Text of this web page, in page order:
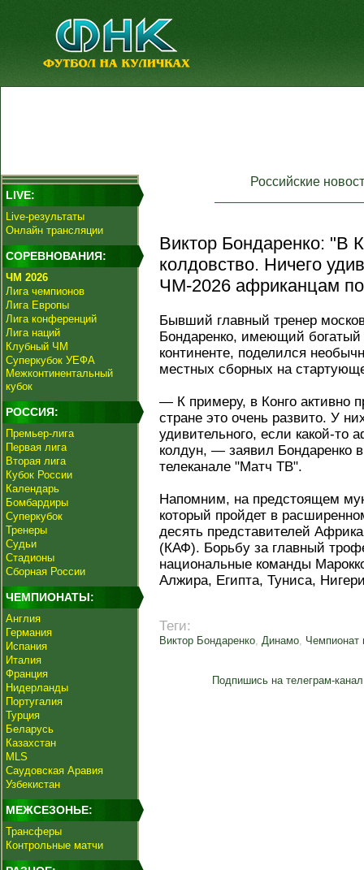
LIVE:
Live-результаты
Онлайн трансляции
СОРЕВНОВАНИЯ:
ЧМ 2026
Лига чемпионов
Лига Европы
Лига конференций
Лига наций
Клубный ЧМ
Суперкубок УЕФА
Межконтинентальный
кубок
РОССИЯ:
Премьер-лига
Первая лига
Вторая лига
Кубок России
Календарь
Бомбардиры
Суперкубок
Тренеры
Судьи
Стадионы
Сборная России
ЧЕМПИОНАТЫ:
Англия
Германия
Испания
Италия
Франция
Нидерланды
Португалия
Турция
Беларусь
Казахстан
MLS
Саудовская Аравия
Узбекистан
МЕЖСЕЗОНЬЕ:
Трансферы
Контрольные матчи
Российские
Виктор Бондаренко: "В
колдовство. Ничего
ЧМ-2026 африканцам
Бывший главный тренер
Бондаренко, имеющий
континенте, поделился
местных сборных на
— К примеру, в Конго активно
стране это очень развито. У
удивительного, если какой‑то
колдун, — заявил Бондаренко
телеканале "Матч ТВ".
Напомним, на предстоящем
который пройдет в
десять представителей
(КАФ). Борьбу за главный
национальные команды
Алжира, Египта, Туниса,
Теги:
Виктор Бондаренко, Динамо, Чемпионат
Подпишись на телеграм-